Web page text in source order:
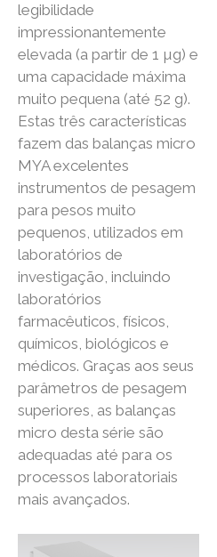
legibilidade
impressionantemente
elevada (a partir de 1 µg) e
uma capacidade máxima
muito pequena (até 52 g).
Estas três características
fazem das balanças micro
MYA excelentes
instrumentos de pesagem
para pesos muito
pequenos, utilizados em
laboratórios de
investigação, incluindo
laboratórios
farmacêuticos, físicos,
químicos, biológicos e
médicos. Graças aos seus
parâmetros de pesagem
superiores, as balanças
micro desta série são
adequadas até para os
processos laboratoriais
mais avançados.